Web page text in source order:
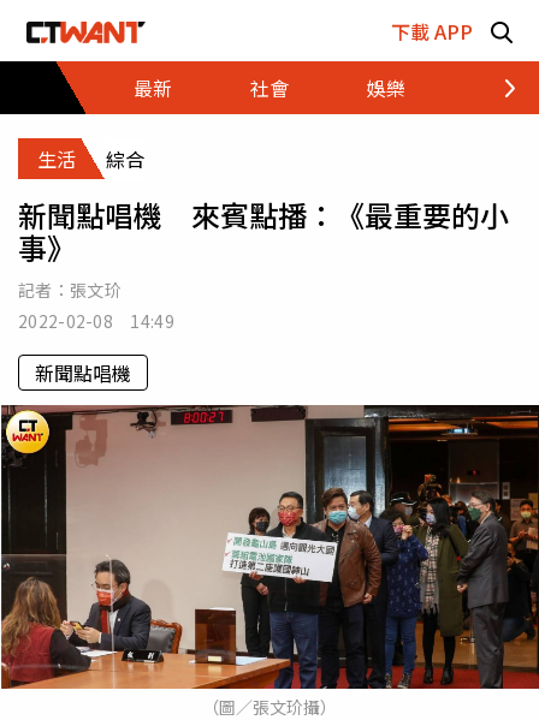
下載 APP
最新
社會 娛樂 財經
生活 綜合
新聞點唱機 來賓點播：《最重要的小
事》
記者： 張文玠
2022-02-08 14:49
新聞點唱機
（圖／張文玠攝）